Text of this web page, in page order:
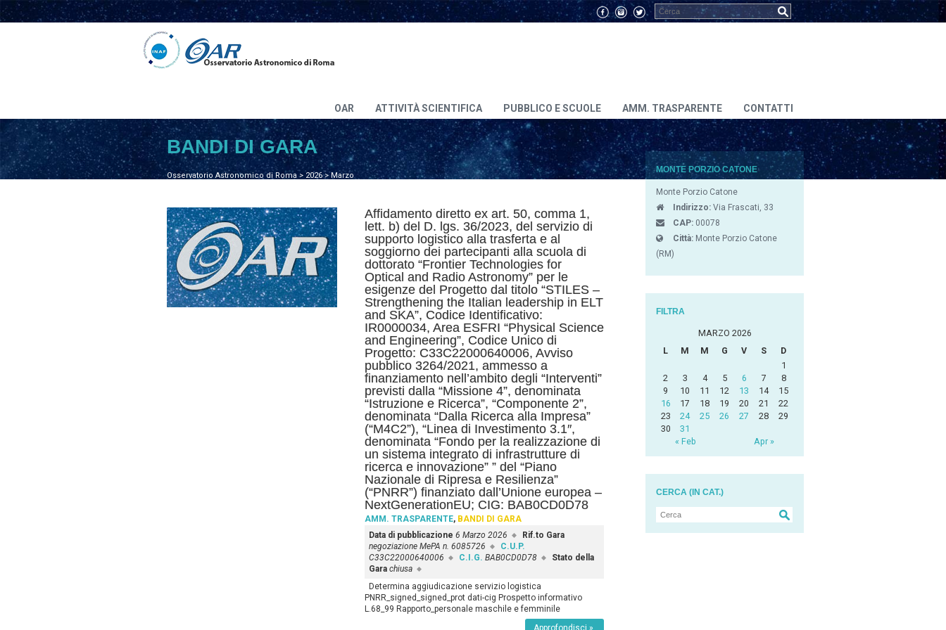
OAR ATTIVITÀ SCIENTIFICA PUBBLICO E SCUOLE AMM. TRASPARENTE CONTATTI
Osservatorio Astronomico di Roma> 2026>Marzo
BANDI DI GARA
Affidamento diretto ex art. 50, comma 1,
lett. b) del D. lgs. 36/2023, del servizio di
supporto logistico alla trasferta e al
soggiorno dei partecipanti alla scuola di
dottorato “Frontier Technologies for
Optical and Radio Astronomy” per le
esigenze del Progetto dal titolo “STILES –
Strengthening the Italian leadership in ELT
and SKA”, Codice Identificativo:
IR0000034, Area ESFRI “Physical Science
and Engineering”, Codice Unico di
Progetto: C33C22000640006, Avviso
pubblico 3264/2021, ammesso a
finanziamento nell’ambito degli “Interventi”
previsti dalla “Missione 4”, denominata
“Istruzione e Ricerca”, “Componente 2”,
denominata “Dalla Ricerca alla Impresa”
(“M4C2”), “Linea di Investimento 3.1″,
denominata “Fondo per la realizzazione di
un sistema integrato di infrastrutture di
ricerca e innovazione” ” del “Piano
Nazionale di Ripresa e Resilienza”
(“PNRR”) finanziato dall’Unione europea –
NextGenerationEU; CIG: BAB0CD0D78
AMM. TRASPARENTE, BANDI DI GARA
Data di pubblicazione 6 Marzo 2026
Rif.to Gara
negoziazione MePA n. 6085726
C.U.P.
C33C22000640006
C.I.G. BAB0CD0D78
Stato della
Gara chiusa
Determina aggiudicazione servizio logistica
PNRR_signed_signed_prot dati-cig Prospetto informativo
L.68_99 Rapporto_personale maschile e femminile
Approfondisci »
MONTE PORZIO CATONE
Monte Porzio Catone
Indirizzo: Via Frascati, 33
CAP: 00078
Città: Monte Porzio Catone
(RM)
FILTRA
MARZO 2026
L
M M G V S D
« Feb Apr »
1
2
3 4 5 6 7
8
9
10 11 12 13 14
15
16
17 18 19 20 21
22
23
24 25 26 27 28
29
30
31
CERCA (IN CAT.)